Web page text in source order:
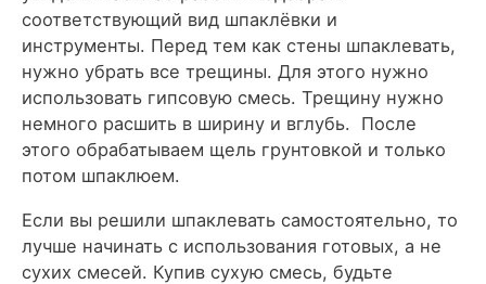
соответствующий вид шпаклёвки и
инструменты. Перед тем как стены шпаклевать,
нужно убрать все трещины. Для этого нужно
использовать гипсовую смесь. Трещину нужно
немного расшить в ширину и вглубь. После
этого обрабатываем щель грунтовкой и только
потом шпаклюем.
Если вы решили шпаклевать самостоятельно, то
лучше начинать с использования готовых, а не
сухих смесей. Купив сухую смесь, будьте